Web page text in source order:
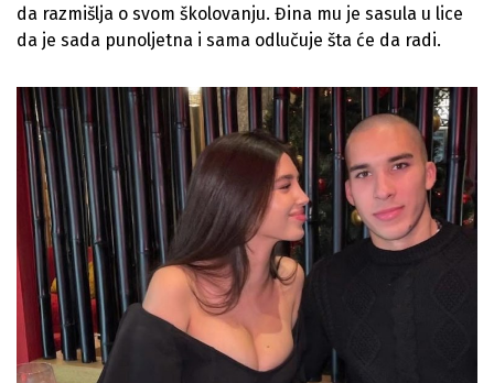
da razmišlja o svom školovanju. Đina mu je sasula u lice
da je sada punoljetna i sama odlučuje šta će da radi.